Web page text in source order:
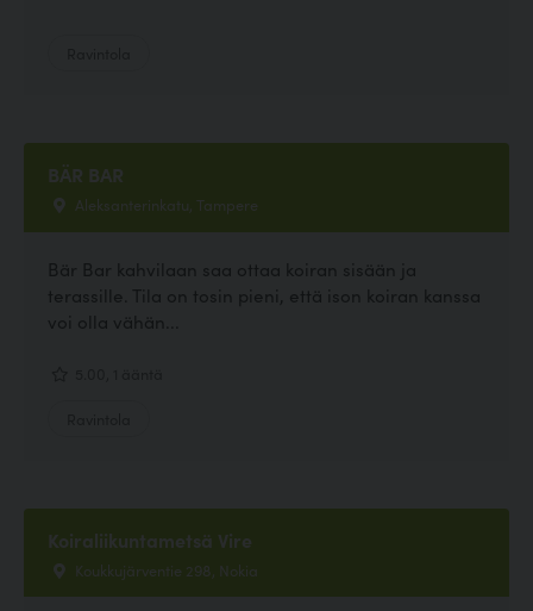
BÄR BAR
Aleksanterinkatu, Tampere
Bär Bar kahvilaan saa ottaa koiran sisään ja
terassille. Tila on tosin pieni, että ison koiran kanssa
voi olla vähän...
Koiraliikuntametsä Vire
Koukkujärventie 298, Nokia